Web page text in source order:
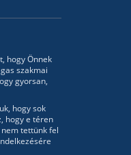
hogy Önnek
szakmai
gyorsan,
hogy sok
hogy e téren
tettünk fel